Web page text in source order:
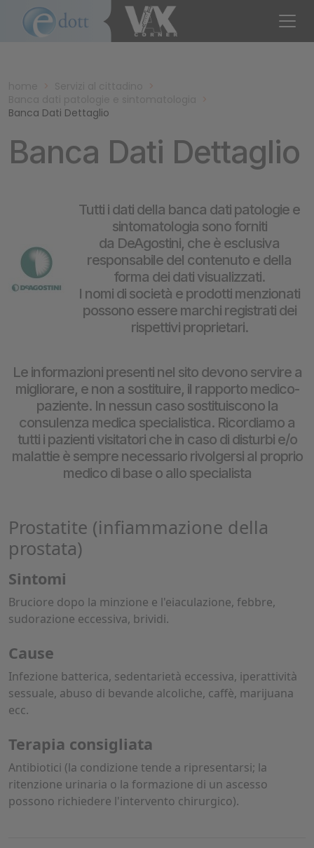
>
>
>
Banca Dati Dettaglio
Banca Dati Dettaglio
Tutti i dati della banca dati patologie e
sintomatologia sono forniti
da DeAgostini, che è esclusiva
responsabile del contenuto e della
forma dei dati visualizzati.
I nomi di società e prodotti menzionati
possono essere marchi registrati dei
rispettivi proprietari.
Le informazioni presenti nel sito devono servire a
migliorare, e non a sostituire, il rapporto medico-
paziente. In nessun caso sostituiscono la
consulenza medica specialistica. Ricordiamo a
tutti i pazienti visitatori che in caso di disturbi e/o
malattie è sempre necessario rivolgersi al proprio
medico di base o allo specialista
Prostatite (infiammazione della
prostata)
Sintomi
Bruciore dopo la minzione e l'eiaculazione, febbre,
sudorazione eccessiva, brividi.
Cause
Infezione batterica, sedentarietà eccessiva, iperattività
sessuale, abuso di bevande alcoliche, caffè, marijuana
ecc.
Terapia consigliata
Antibiotici (la condizione tende a ripresentarsi; la
ritenzione urinaria o la formazione di un ascesso
possono richiedere l'intervento chirurgico).